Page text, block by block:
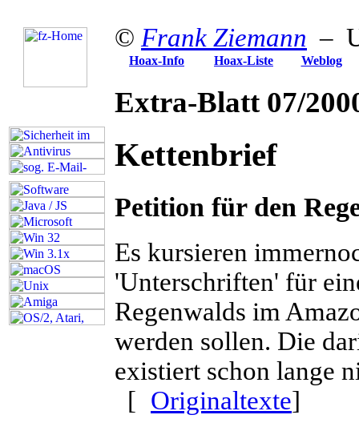
© Frank Ziemann –
Hoax-Info Hoax-Liste Weblog
Extra-Blatt 07/
Kettenbrief
Petition für den
Es kursieren
'Unterschriften' für
Regenwalds im
werden sollen. Die
existiert schon lange
[ Originaltexte]